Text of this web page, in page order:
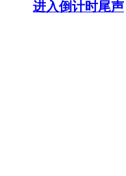
进入倒计时尾声